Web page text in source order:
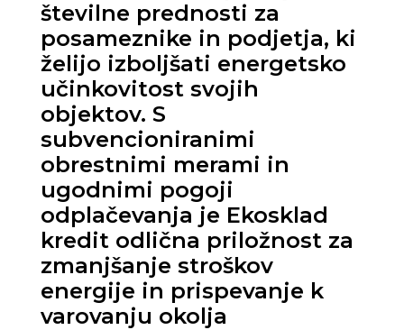
številne prednosti za
posameznike in podjetja, ki
želijo izboljšati energetsko
učinkovitost svojih
objektov. S
subvencioniranimi
obrestnimi merami in
ugodnimi pogoji
odplačevanja je Ekosklad
kredit odlična priložnost za
zmanjšanje stroškov
energije in prispevanje k
varovanju okolja